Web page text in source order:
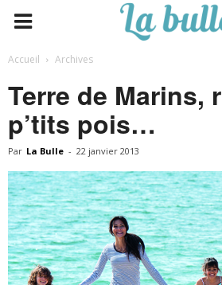
Accueil Archives
Terre de Marins,
p’tits pois…
Par La Bulle - 22 janvier 2013